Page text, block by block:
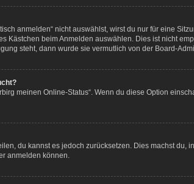
anmelden“ nicht auswählst, wirst du nur für eine
Kästchen beim Anmelden auswählen. Dies ist nicht
steht, dann wurde sie vermutlich von der Board-
meinen Online-Status“. Wenn du diese Option
du kannst es jedoch zurücksetzen. Dies machst du,
anmelden können.